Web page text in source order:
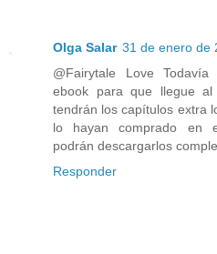
Olga Salar 31 de enero de
@Fairytale Love
ebook para que llegue
tendrán los capítulos extra
lo hayan comprado en
podrán descargarlos
Responder